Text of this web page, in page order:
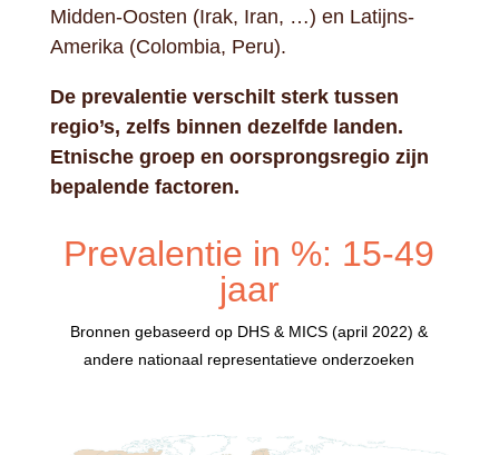
Midden-Oosten (Irak, Iran, …) en Latijns-
Amerika (Colombia, Peru).
De prevalentie verschilt sterk tussen
regio’s, zelfs binnen dezelfde landen.
Etnische groep en oorsprongsregio zijn
bepalende factoren.
Prevalentie in %: 15-49
jaar
Bronnen gebaseerd op DHS & MICS (april 2022) &
andere nationaal representatieve onderzoeken